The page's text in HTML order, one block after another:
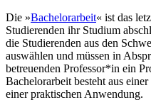
Die »Bachelorarbeit« ist das
Studierenden ihr Studium
die Studierenden aus den
auswählen und müssen in
betreuenden Professor*in ein
Bachelorarbeit besteht aus
einer praktischen Anwendung.